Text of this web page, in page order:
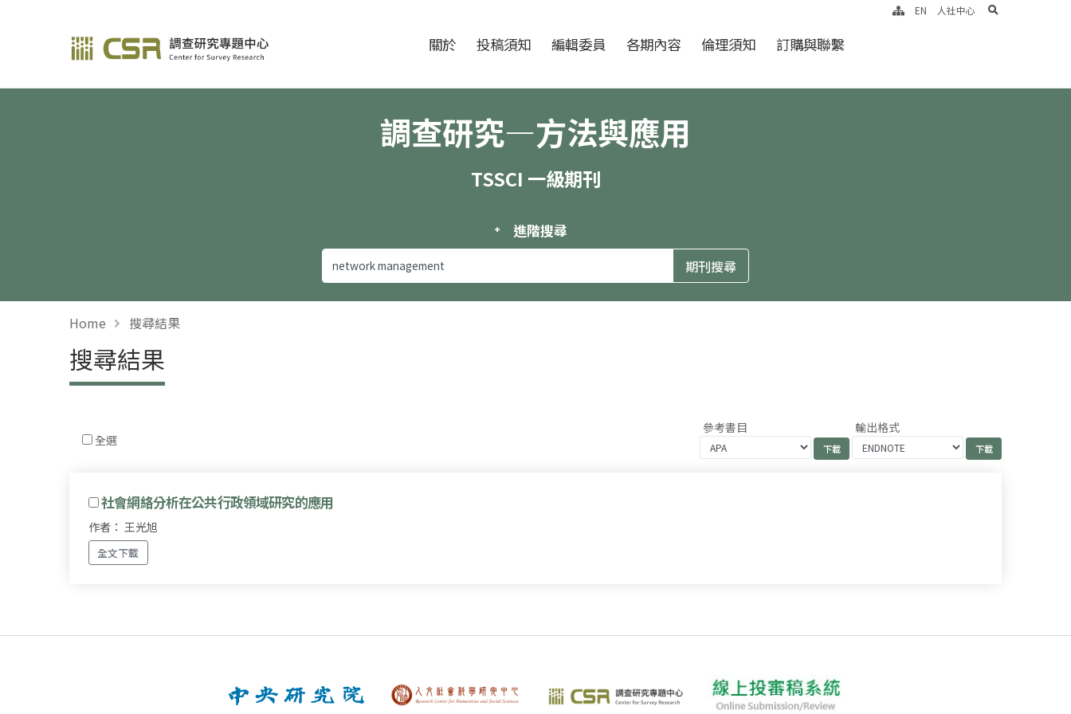
調查研究—方法與應用期刊 關於 投稿須知 編輯委員 各期內容 倫理須知 訂購與聯繫
EN 人社中心 search
調查研究—方法與應用
TSSCI 一級期刊
進階搜尋
Home 搜尋結果
搜尋結果
全選
參考書目 輸出格式
社會網絡分析在公共行政領域研究的應用
作者： 王光旭
全文下載